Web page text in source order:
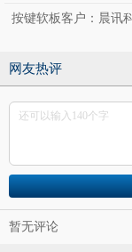
按键软板客户：晨讯
网友热评
暂无评论